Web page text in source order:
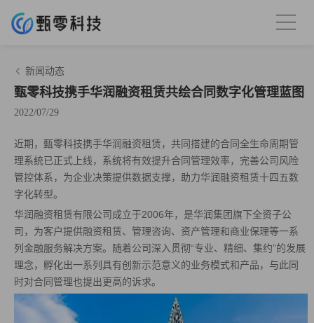
新闻动态
甄零科技携手华润融资租赁共绘合同数字化管理蓝图
2022/07/29
近期，甄零科技携手华润融资租赁，共同搭建的合同全生命周期管
理系统已正式上线，系统将有效提升合同管理效率，完善公司风险
管控体系，为企业决策提供数据支撑，助力华润融资租赁十四五数
字化转型。
华润融资租赁有限公司成立于2006年，是华润集团旗下全资子公
司，为客户提供融资租赁、管理咨询、资产管理和商业保理等一系
列金融服务解决方案。随着公司深入贯彻“专业、精细、集约”的发展
理念，孵化出一系列具有创新示范意义的业务模式和产品，与此同
时对合同管理也提出更高的诉求。